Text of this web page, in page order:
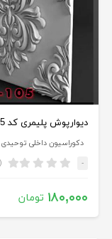
دیوارپوش پلیمری کد D-105
دکوراسیون داخلی توحیدی
-
۱۸۰,۰۰۰ تومان